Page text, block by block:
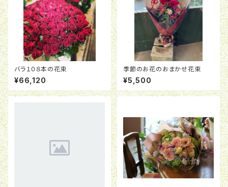
バラ１０８本の花束
¥66,120
季節のお花のおまかせ花束
¥5,500